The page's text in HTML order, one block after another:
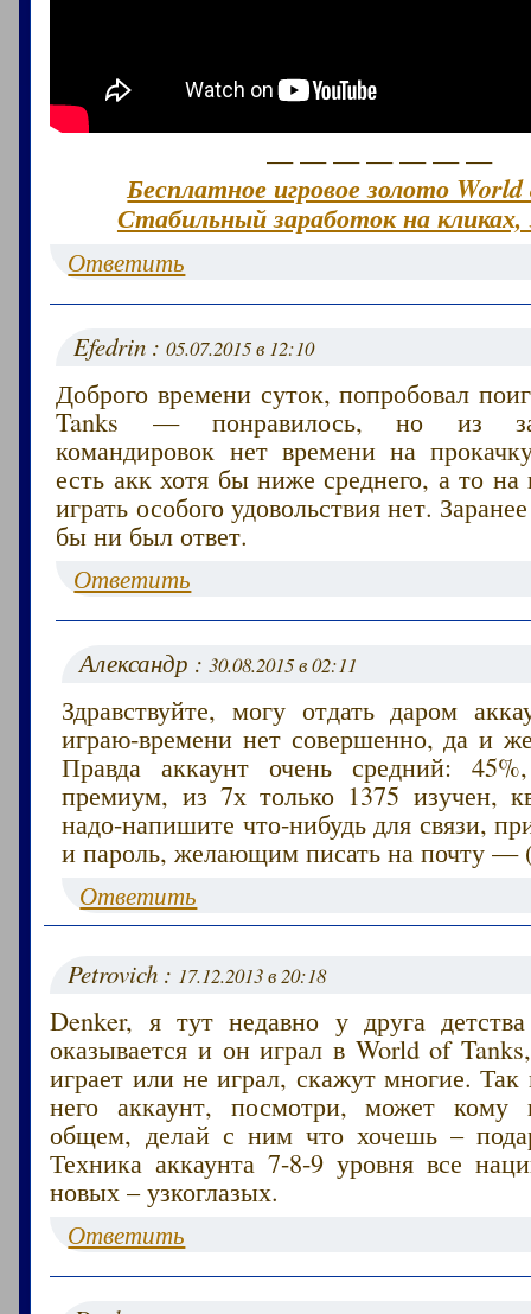
— — — — — — —
Бесплатное игровое золото
Стабильный заработок на кликах,
Ответить
Efedrin :05.07.2015 в 12:10
Доброго времени суток, попробовал
Tanks — понравилось, но из за
командировок нет времени на
есть акк хотя бы ниже среднего, а то на
играть особого удовольствия нет.
бы ни был ответ.
Ответить
Александр :30.08.2015 в 02:11
Здравствуйте, могу отдать даром
играю-времени нет совершенно, да и
Правда аккаунт очень средний:
премиум, из 7х только 1375 изучен,
надо-напишите что-нибудь для связи,
и пароль, желающим писать на почту —
Ответить
Petrovich : 17.12.2013 в 20:18
Denker, я тут недавно у друга
оказывается и он играл в World of
играет или не играл, скажут многие. Так
него аккаунт, посмотри, может кому
общем, делай с ним что хочешь –
Техника аккаунта 7-8-9 уровня все
новых – узкоглазых.
Ответить